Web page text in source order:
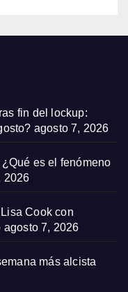
fin del lockup:
agosto 7, 2026
es el fenómeno
2026
Cook con
agosto 7, 2026
más alcista